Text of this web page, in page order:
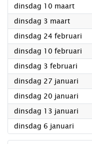
dinsdag 10 maart2026
dinsdag 3 maart2026
dinsdag 24 februari
dinsdag 10 februari
dinsdag 3 februari
dinsdag 27 januari
dinsdag 20 januari
dinsdag 13 januari
dinsdag 6 januari